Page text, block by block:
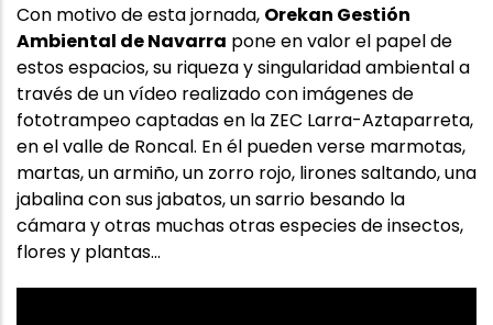
Con motivo de esta jornada, Orekan Gestión
Ambiental de Navarra pone en valor el papel de
estos espacios, su riqueza y singularidad ambiental a
través de un vídeo realizado con imágenes de
fototrampeo captadas en la ZEC Larra-Aztaparreta,
en el valle de Roncal. En él pueden verse marmotas,
martas, un armiño, un zorro rojo, lirones saltando, una
jabalina con sus jabatos, un sarrio besando la
cámara y otras muchas otras especies de insectos,
flores y plantas...